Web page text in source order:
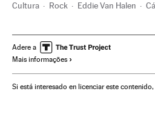
Cultura Rock Eddie Van Halen
Adere a
Mais informações
Si está interesado en licenciar este